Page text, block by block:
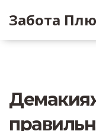
Забота